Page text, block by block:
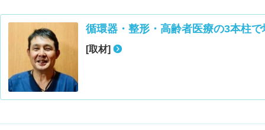
循環器・整形・高齢者医療の3本柱
[取材]